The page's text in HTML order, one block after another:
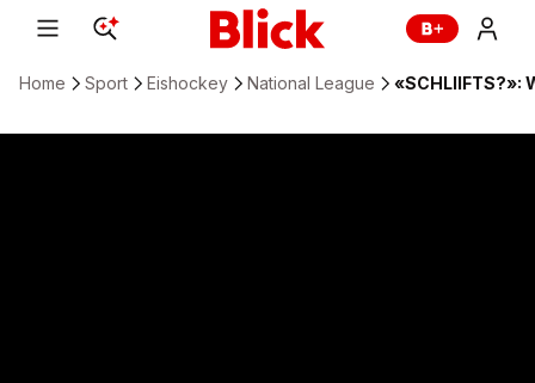
Home Sport Eishockey National League «SCHLIIFTS?»: